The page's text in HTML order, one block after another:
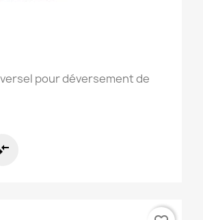
pour déversement de